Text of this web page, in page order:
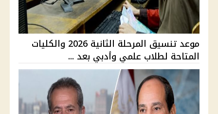
موعد تنسيق المرحلة الثانية 2026 والكليات
المتاحة لطلاب علمي وأدبي بعد ...